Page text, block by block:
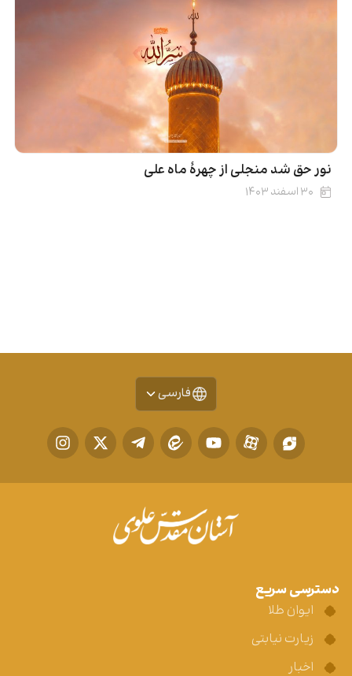
نور حق شد منجلی از چهرۀ ماه علی
۳۰ اسفند ۱۴۰۳
فارسی
دسترسی سریع
ایوان طلا
زیارت نیابتی
اخبار